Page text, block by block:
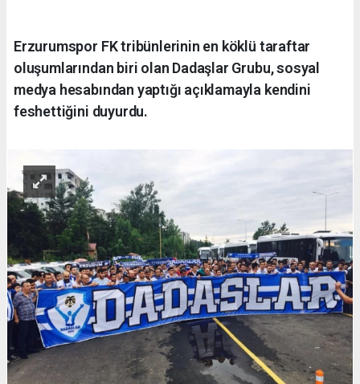
VerenErzurumspor FK tribünlerinin en köklü taraftar
oluşumlarından biri olan Dadaşlar Grubu, sosyal
medya hesabından yaptığı açıklamayla kendini
feshettiğini duyurdu.